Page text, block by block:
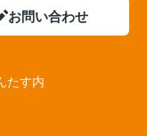
お問い合わせ
たす内